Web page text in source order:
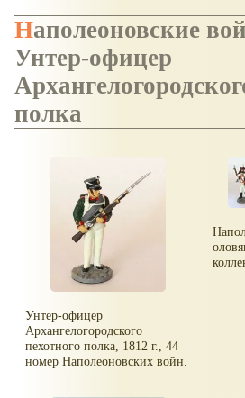
Наполеоновские войны 44.
Унтер-офицер
полка
Унтер-офицер
Архангелогородского
пехотного полка, 1812 г., 44
номер Наполеоновских войн.